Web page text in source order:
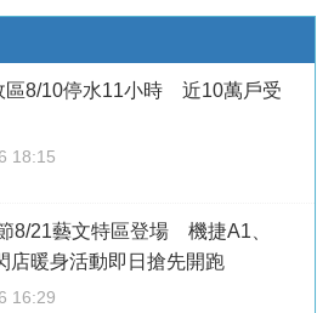
區8/10停水11小時 近10萬戶受
18:15
8/21藝文特區登場 機捷A1、
店暖身活動即日搶先開跑
16:29